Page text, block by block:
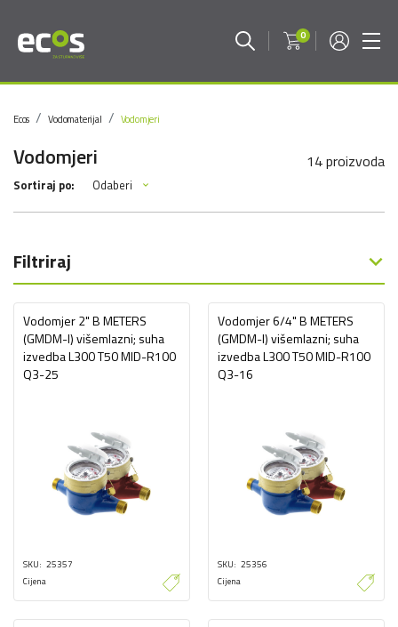
0
Ecos Vodomaterijal Vodomjeri
Vodomjeri 14 proizvoda
Sortiraj po: Odaberi
Filtriraj
Vodomjer 2" B METERS
(GMDM-I) višemlazni; suha
izvedba L300 T50 MID-R100
Q3-25
SKU 25357
Cijena
Vodomjer 6/4" B METERS
(GMDM-I) višemlazni; suha
izvedba L300 T50 MID-R100
Q3-16
SKU 25356
Cijena